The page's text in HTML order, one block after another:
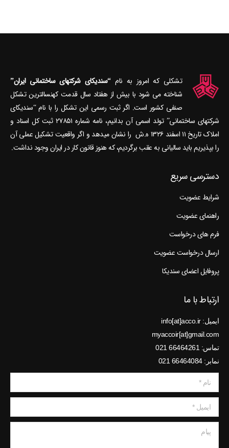
تشکلی که امروز به نام“سندیکای شرکتهای ساختمانی ایران”
شناخته می‎ شود با بیش از هفتاد سال قدمت کهنسال‎ترین تشکل
صنفی کشور است. اگر ثبت رسمی این تشکل را با نام “سندیکای
شرکتهای ساختمانی” تولد اسمی آن بدانیم، نامه شماره ۲۷۸۵۱ ثبت کل اسناد و
املاک تاریخ ۱۱ اسفند ۱۳۲۶ ه.ش را نشان می‎دهد و اگر واقعیت تشکیل عملی آن
را بپذیریم باید سالیانی به عقب برگردیم، که هنوز قانون کار در ایران وجود نداشت.
دسترسی سریع
شرایط عضویت
راهنمای عضویت
فرم های درخواست
ارسال درخواست عضویت
پروفایل اعضای سندیکا
ارتباط با ما
ایمیل: info[at]acco.ir
myaccoir[at]gmail.com
تماس: 66464261 021
نمابر: 66464084 021
نام *
ایمیل *